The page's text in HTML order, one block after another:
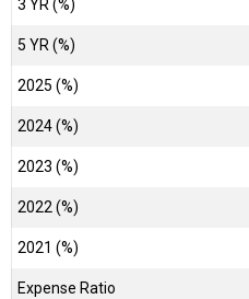
3 YR (%)
5 YR (%)
2025 (%)
2024 (%)
2023 (%)
2022 (%)
2021 (%)
Expense Ratio